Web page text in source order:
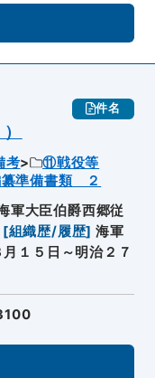
件名
考
⑪戦役等
準備書類 ２
軍大臣伯爵西郷従
[組織歴/履歴] 海軍
１５日～明治２７